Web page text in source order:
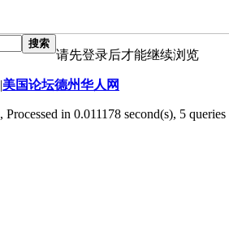
搜索
请先登录后才能继续浏览
|美国论坛德州华人网
, Processed in 0.011178 second(s), 5 queries